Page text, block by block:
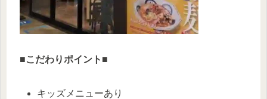
■こだわりポイント ■
キッズメニューあり